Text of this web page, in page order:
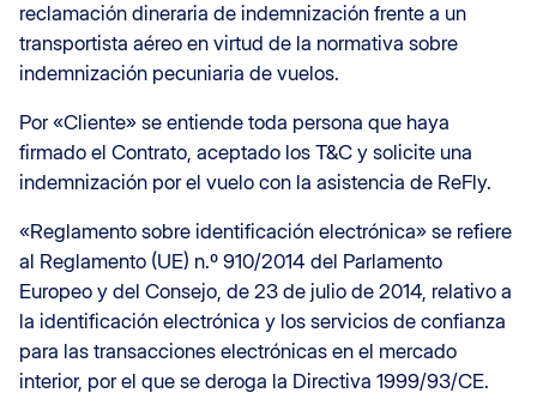
reclamación dineraria de indemnización frente a un
transportista aéreo en virtud de la normativa sobre
indemnización pecuniaria de vuelos.
Por «Cliente» se entiende toda persona que haya
firmado el Contrato, aceptado los T&C y solicite una
indemnización por el vuelo con la asistencia de ReFly.
«Reglamento sobre identificación electrónica» se refiere
al Reglamento (UE) n.º 910/2014 del Parlamento
Europeo y del Consejo, de 23 de julio de 2014, relativo a
la identificación electrónica y los servicios de confianza
para las transacciones electrónicas en el mercado
interior, por el que se deroga la Directiva 1999/93/CE.